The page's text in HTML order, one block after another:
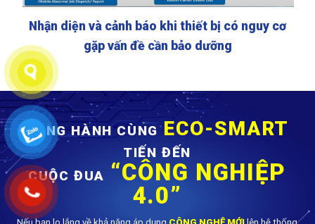
Nhận diện và cảnh báo khi thiết bị có nguy cơ
gặp vấn đề cần bảo dưỡng
ĐỒNG HÀNH CÙNG ECO-SMART
TIẾN ĐẾN
CUỘC ĐUA “CÔNG NGHIỆP
4.0”